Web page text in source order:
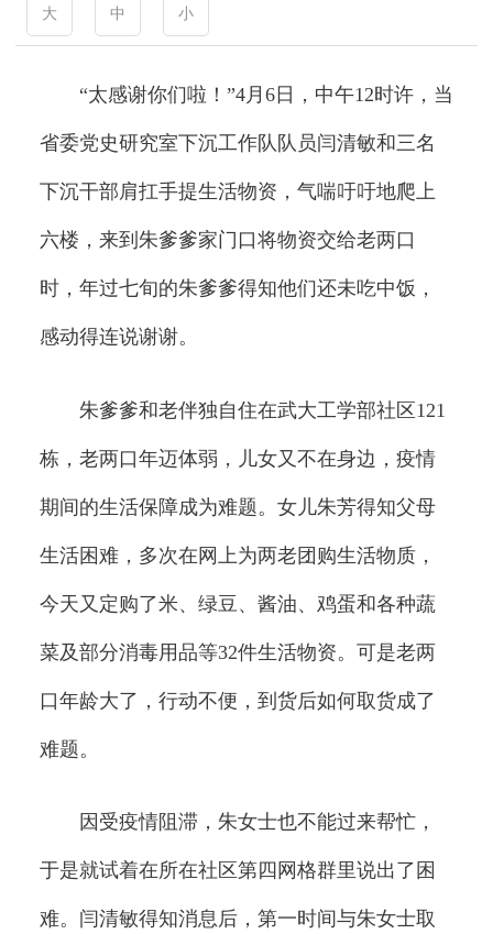
大 中 小
“太感谢你们啦！”4月6日，中午12时许，当
省委党史研究室下沉工作队队员闫清敏和三名
下沉干部肩扛手提生活物资，气喘吁吁地爬上
六楼，来到朱爹爹家门口将物资交给老两口
时，年过七旬的朱爹爹得知他们还未吃中饭，
感动得连说谢谢。
朱爹爹和老伴独自住在武大工学部社区121
栋，老两口年迈体弱，儿女又不在身边，疫情
期间的生活保障成为难题。女儿朱芳得知父母
生活困难，多次在网上为两老团购生活物质，
今天又定购了米、绿豆、酱油、鸡蛋和各种蔬
菜及部分消毒用品等32件生活物资。可是老两
口年龄大了，行动不便，到货后如何取货成了
难题。
因受疫情阻滞，朱女士也不能过来帮忙，
于是就试着在所在社区第四网格群里说出了困
难。闫清敏得知消息后，第一时间与朱女士取